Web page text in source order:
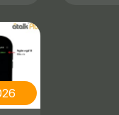
khác
trò